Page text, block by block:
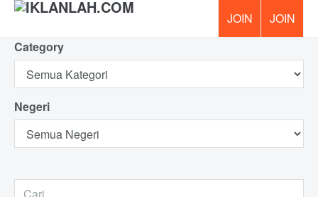
Category
Negeri